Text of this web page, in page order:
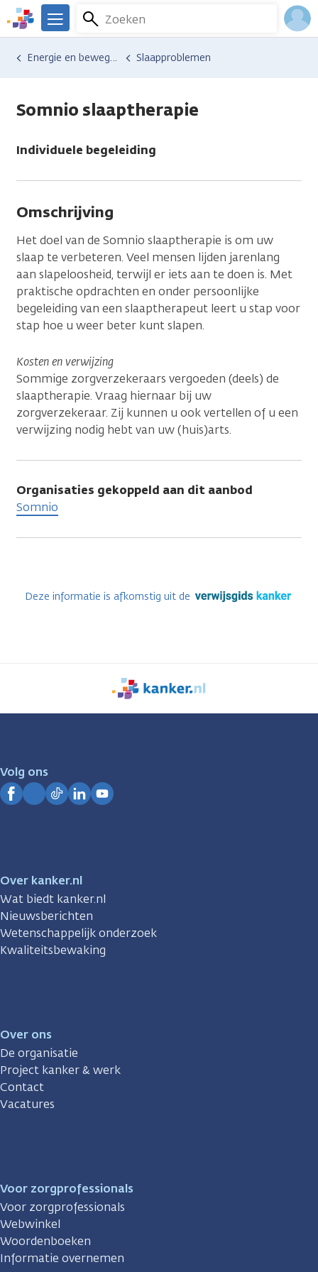
Overslaan
en
naar
We
er
Kanker.nl
Zoeken
Menu
Hulp en ondersteuning
Vind hulp bij kankerEnergie en bewegen Slaapproblemen
Somnio slaaptherapie
Individuele begeleiding
Omschrijving
Het doel van de Somnio slaaptherapie is om uw
slaap te verbeteren. Veel mensen lijden jarenlang
aan slapeloosheid, terwijl er iets aan te doen is. Met
praktische opdrachten en onder persoonlijke
begeleiding van een slaaptherapeut leert u stap voor
stap hoe u weer beter kunt slapen.
Kosten en verwijzing
Sommige zorgverzekeraars vergoeden (deels) de
slaaptherapie. Vraag hiernaar bij uw
zorgverzekeraar. Zij kunnen u ook vertellen of u een
verwijzing nodig hebt van uw (huis)arts.
Organisaties gekoppeld aan dit aanbod
Somnio
Deze informatie is afkomstig uit de
We
zijn
Volg ons
Over kanker.nl
Wat biedt kanker.nl
Nieuwsberichten
Wetenschappelijk onderzoek
Kwaliteitsbewaking
Over ons
De organisatie
Project kanker & werk
Contact
Vacatures
Voor zorgprofessionals
Voor zorgprofessionals
Webwinkel
Woordenboeken
Informatie overnemen